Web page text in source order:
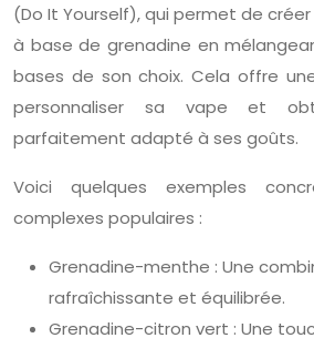
(Do It Yourself), qui permet de
à base de grenadine en
bases de son choix. Cela offre
personnaliser sa vape et
parfaitement adapté à ses goûts.
Voici quelques exemples
complexes populaires :
Grenadine-menthe : Une
rafraîchissante et équilibrée.
Grenadine-citron vert : Une